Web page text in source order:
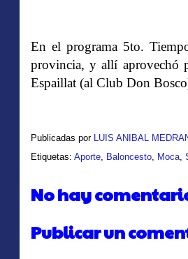
En el programa 5to.
provincia, y allí aprovechó
Espaillat (al Club Don
Publicadas por LUIS ANIBAL
Etiquetas: Aporte, Baloncesto, Moca,
No hay
Publicar un